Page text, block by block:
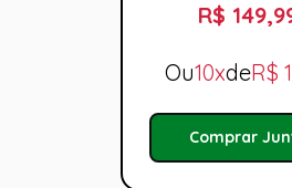
R$
Ou10xdeR$
Comprar